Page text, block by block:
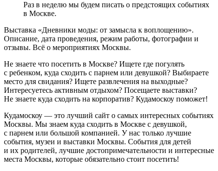
Раз в неделю мы будем писать о предстоящих событиях
в Москве.
Выставка «Дневники моды: от замысла к воплощению».
Описание, дата проведения, режим работы, фотографии и
отзывы. Всё о мероприятиях Москвы.
Не знаете что посетить в Москве? Ищете где погулять
с ребенком, куда сходить с парнем или девушкой? Выбираете
место для свидания? Ищете развлечения на выходные?
Интересуетесь активным отдыхом? Посещаете выставки?
Не знаете куда сходить на корпоратив? Кудамоскоу поможет!
Кудамоскоу — это лучший сайт о самых интересных событиях
Москвы. Мы знаем куда сходить в Москве с девушкой,
с парнем или большой компанией. У нас только лучшие
события, музеи и выставки Москвы. События для детей
и их родителей, лучшие достопримечательности и интересные
места Москвы, которые обязательно стоит посетить!